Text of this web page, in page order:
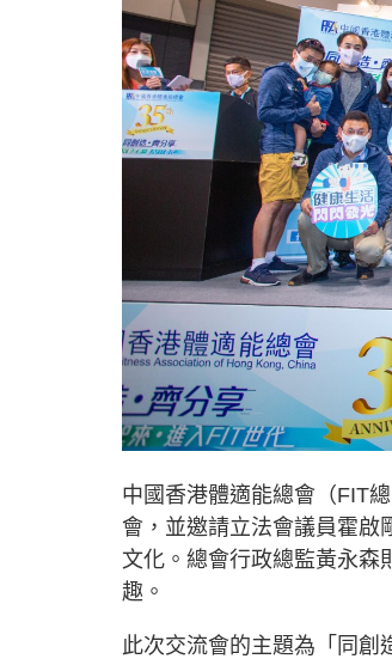
中國香港體適能總會（FIT
會，並邀請立法會議員霍啟
文化。總會行政總監黃永森
趣。
此次交流會的主題為「同